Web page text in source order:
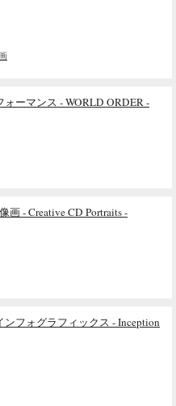
ーマンス - WORLD ORDER -
- Creative CD Portraits -
フォグラフィックス - Inception